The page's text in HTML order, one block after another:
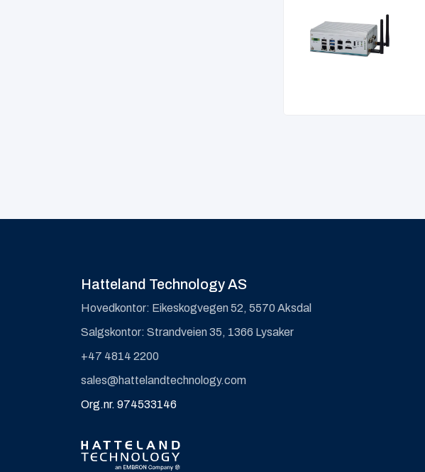
Hatteland Technology AS
Hovedkontor: Eikeskogvegen 52, 5570 Aksdal
Salgskontor: Strandveien 35, 1366 Lysaker
+47 4814 2200
sales@hattelandtechnology.com
Org.nr. 974533146